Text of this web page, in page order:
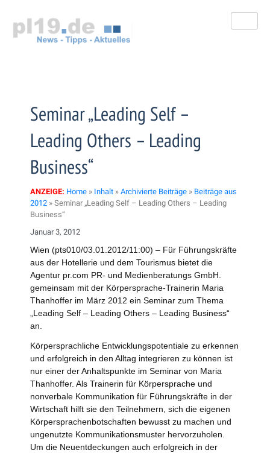
springen
Seminar „Leading Self –
Leading Others – Leading
Business“
ANZEIGE: Home » Inhalt » Archivierte Beiträge » Beiträge aus
2012 » Seminar „Leading Self – Leading Others – Leading
Business“
Januar 3, 2012
Wien (pts010/03.01.2012/11:00) – Für Führungskräfte
aus der Hotellerie und dem Tourismus bietet die
Agentur pr.com PR- und Medienberatungs GmbH.
gemeinsam mit der Körpersprache-Trainerin Maria
Thanhoffer im März 2012 ein Seminar zum Thema
„Leading Self – Leading Others – Leading Business“
an.
Körpersprachliche Entwicklungspotentiale zu erkennen
und erfolgreich in den Alltag integrieren zu können ist
nur einer der Anhaltspunkte im Seminar von Maria
Thanhoffer. Als Trainerin für Körpersprache und
nonverbale Kommunikation für Führungskräfte in der
Wirtschaft hilft sie den Teilnehmern, sich die eigenen
Körpersprachenbotschaften bewusst zu machen und
ungenutzte Kommunikationsmuster hervorzuholen.
Um die Neuentdeckungen auch erfolgreich in der